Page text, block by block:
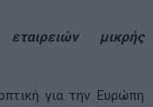
μικρής
για την Ευρώπη